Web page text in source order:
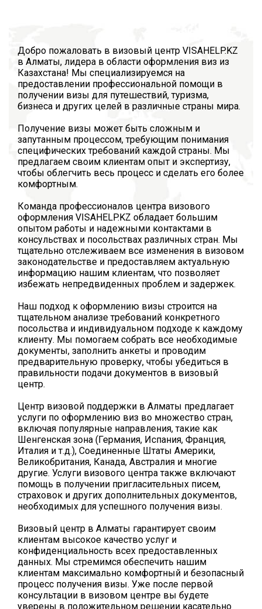
Добро пожаловать в визовый центр VISAHELP.KZ
в Алматы, лидера в области оформления виз из
Казахстана! Мы специализируемся на
предоставлении профессиональной помощи в
получении визы для путешествий, туризма,
бизнеса и других целей в различные страны мира.
Получение визы может быть сложным и
запутанным процессом, требующим понимания
специфических требований каждой страны. Мы
предлагаем своим клиентам опыт и экспертизу,
чтобы облегчить весь процесс и сделать его более
комфортным.
Команда профессионалов центра визового
оформления VISAHELP.KZ обладает большим
опытом работы и надежными контактами в
консульствах и посольствах различных стран. Мы
тщательно отслеживаем все изменения в визовом
законодательстве и предоставляем актуальную
информацию нашим клиентам, что позволяет
избежать непредвиденных проблем и задержек.
Наш подход к оформлению визы строится на
тщательном анализе требований конкретного
посольства и индивидуальном подходе к каждому
клиенту. Мы помогаем собрать все необходимые
документы, заполнить анкеты и проводим
предварительную проверку, чтобы убедиться в
правильности подачи документов в визовый
центр.
Центр визовой поддержки в Алматы предлагает
услуги по оформлению виз во множество стран,
включая популярные направления, такие как
Шенгенская зона (Германия, Испания, Франция,
Италия и т.д.), Соединенные Штаты Америки,
Великобритания, Канада, Австралия и многие
другие. Услуги визового центра также включают
помощь в получении пригласительных писем,
страховок и других дополнительных документов,
необходимых для успешного получения визы.
Визовый центр в Алматы гарантирует своим
клиентам высокое качество услуг и
конфиденциальность всех предоставленных
данных. Мы стремимся обеспечить нашим
клиентам максимально комфортный и безопасный
процесс получения визы. Уже после первой
консультации в визовом центре вы будете
уверены в положительном решении касательно